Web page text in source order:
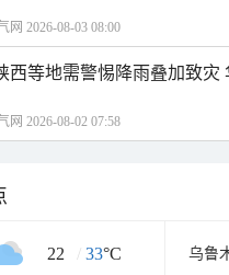
网 2026-08-03 08:00
西等地需警惕降雨叠加致
网 2026-08-02 07:58
22 / 33°C 乌鲁